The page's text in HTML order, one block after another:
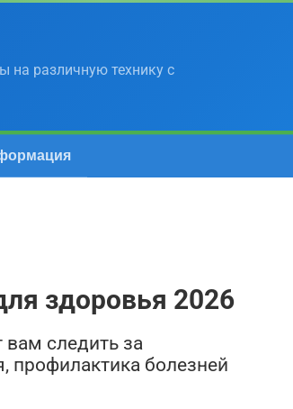
на различную технику с
здоровья 2026
вам следить за
профилактика болезней